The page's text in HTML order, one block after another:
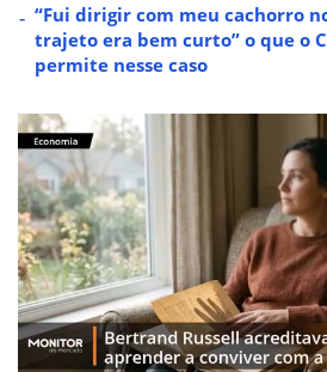
“Fui dirigir com meu cachorro
trajeto era bem curto” o que o
permite nesse caso